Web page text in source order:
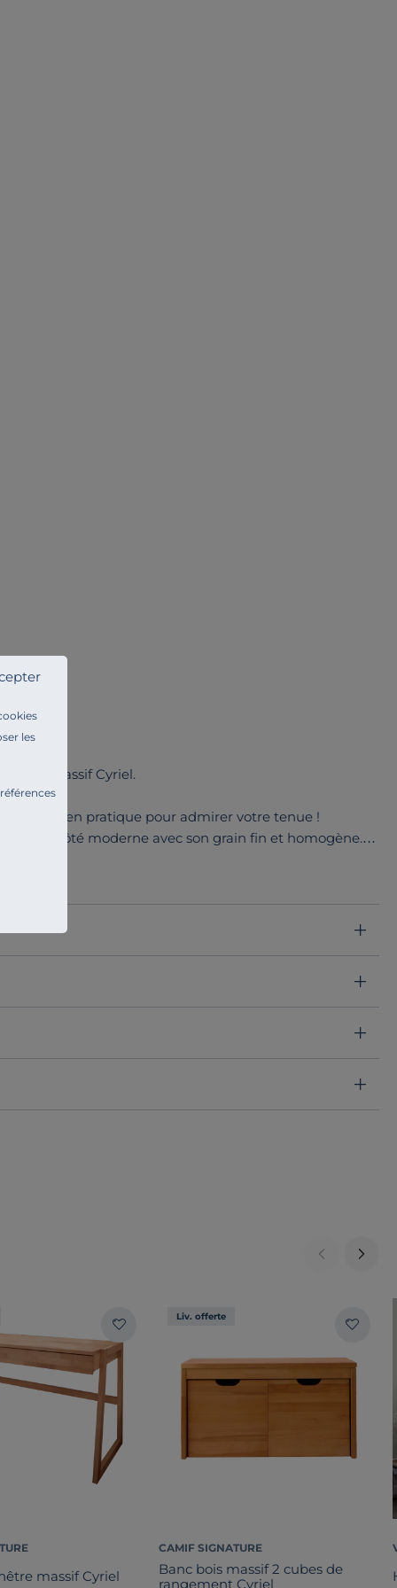
les
hêtre massif Cyriel.
et sera bien pratique pour admirer votre tenue !
un côté moderne avec son grain fin et homogène.
de produits pour votre entrée, dans plusieurs essences
et offre une durabilité au produit.
massif Cyriel
Liv. offerte
CAMIF SIGNATURE
Banc bois massif 2 cubes de
rangement Cyriel